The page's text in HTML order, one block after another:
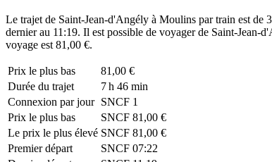
Le trajet de Saint-Jean-d'Angély à Moulins par train est de
dernier au 11:19. Il est possible de voyager de Saint-
voyage est 81,00 €.
Prix ​​le plus bas
81,00 €
Durée du trajet
7 h 46 min
Connexion par jour SNCF 1
Prix ​​le plus bas
SNCF 81,00 €
Le prix le plus élevé SNCF 81,00 €
Premier départ
SNCF 07:22